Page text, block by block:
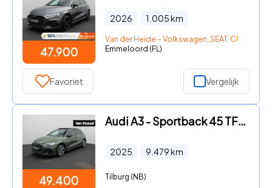
47.900
2026 1.005km
Van der Heide – Volkswagen, SEAT, CUPRA,
Emmeloord (FL)
Favoriet Vergelijk
49.400
Audi A3 - Sportback 45 TFSI e S edition Competition | S-line | Automaa
2025 9.479km
Tilburg (NB)